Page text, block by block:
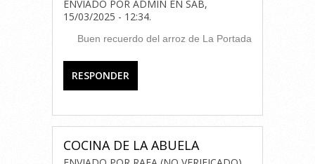
ENVIADO POR ADMIN EN SÁB,
15/03/2025 - 12:34.
Buen recuerdo del arroz de La Portada
RESPONDER
COCINA DE LA ABUELA